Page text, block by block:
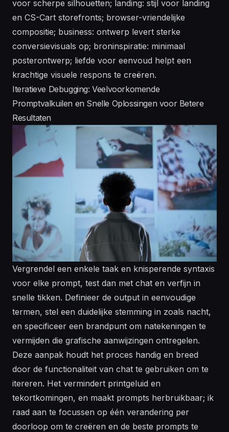
voor scherpe silhouetten; landing: stijl voor landing
en CS-Cart storefronts; browser-vriendelijke
compositie; business: ontwerp levert sterke
conversievisuals op; broninspiratie: minimaal
posterontwerp; liefde voor eenvoud helpt een
krachtige visuele respons te creëren.
Iteratieve Debugging: Veelvoorkomende
Promptvalkuilen en Snelle Oplossingen voor Betere
Resultaten
Vergrendel een enkele taak en knisperende syntaxis
voor elke prompt, test dan met chat en verfijn in
snelle tikken. Definieer de output in eenvoudige
termen, stel een duidelijke stemming in zoals nacht,
en specificeer een brandpunt om natekeningen te
vermijden die grafische aanwijzingen ontregelen.
Deze aanpak houdt het proces handig en breed
door de functionaliteit van chat te gebruiken om te
itereren. Het vermindert printgeluid en
tekortkomingen, en maakt prompts herbruikbaar; ik
raad aan te focussen op één verandering per
doorloop om te creëren en de beste prompts te